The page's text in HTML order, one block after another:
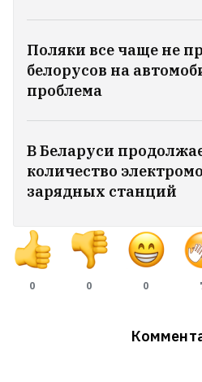
Поляки все чаще не
белорусов на
проблема
В Беларуси
количество
зарядных станций
0 0 0